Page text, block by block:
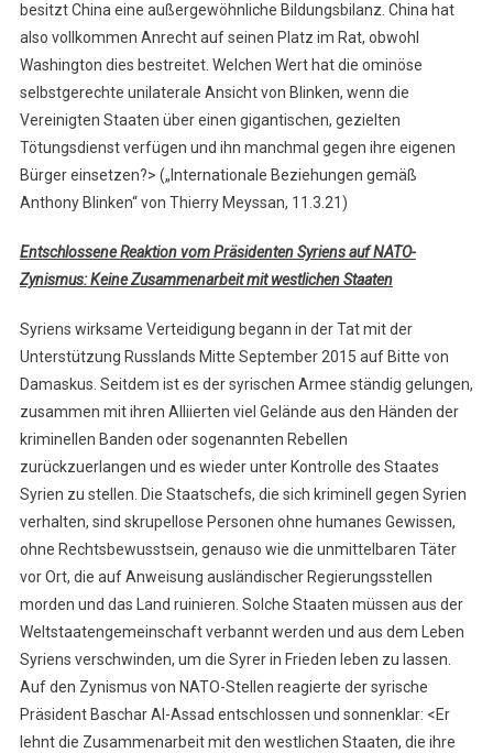
besitzt China eine außergewöhnliche Bildungsbilanz. China hat
also vollkommen Anrecht auf seinen Platz im Rat, obwohl
Washington dies bestreitet. Welchen Wert hat die ominöse
selbstgerechte unilaterale Ansicht von Blinken, wenn die
Vereinigten Staaten über einen gigantischen, gezielten
Tötungsdienst verfügen und ihn manchmal gegen ihre eigenen
Bürger einsetzen?> („Internationale Beziehungen gemäß
Anthony Blinken“ von Thierry Meyssan, 11.3.21)
Entschlossene Reaktion vom Präsidenten Syriens auf NATO-
Zynismus: Keine Zusammenarbeit mit westlichen Staaten
Syriens wirksame Verteidigung begann in der Tat mit der
Unterstützung Russlands Mitte September 2015 auf Bitte von
Damaskus. Seitdem ist es der syrischen Armee ständig gelungen,
zusammen mit ihren Alliierten viel Gelände aus den Händen der
kriminellen Banden oder sogenannten Rebellen
zurückzuerlangen und es wieder unter Kontrolle des Staates
Syrien zu stellen. Die Staatschefs, die sich kriminell gegen Syrien
verhalten, sind skrupellose Personen ohne humanes Gewissen,
ohne Rechtsbewusstsein, genauso wie die unmittelbaren Täter
vor Ort, die auf Anweisung ausländischer Regierungsstellen
morden und das Land ruinieren. Solche Staaten müssen aus der
Weltstaatengemeinschaft verbannt werden und aus dem Leben
Syriens verschwinden, um die Syrer in Frieden leben zu lassen.
Auf den Zynismus von NATO-Stellen reagierte der syrische
Präsident Baschar Al-Assad entschlossen und sonnenklar: <Er
lehnt die Zusammenarbeit mit den westlichen Staaten, die ihre